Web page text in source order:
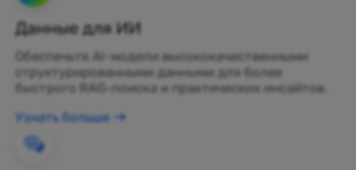
Данные для ИИ
Обеспечьте AI-модели высококачественными
структурированными данными для более
быстрого RAG-поиска и практических инсайтов.
Узнать больше